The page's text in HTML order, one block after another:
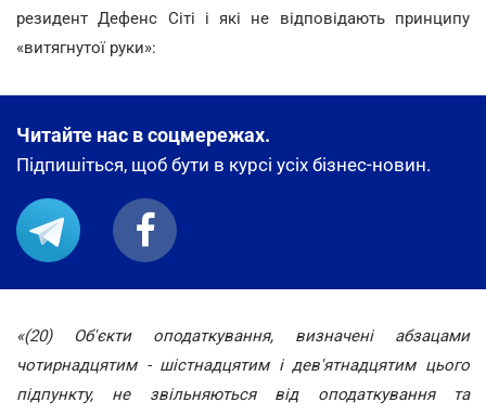
резидент Дефенс Сіті і які не відповідають принципу
«витягнутої руки»:
Читайте нас в соцмережах.
Підпишіться, щоб бути в курсі усіх бізнес-новин.
«(20) Об'єкти оподаткування, визначені абзацами
чотирнадцятим - шістнадцятим і дев'ятнадцятим цього
підпункту, не звільняються від оподаткування та